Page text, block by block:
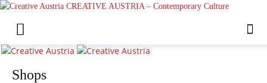
CREATIVE AUSTRIA – Contemporary Culture
Shops